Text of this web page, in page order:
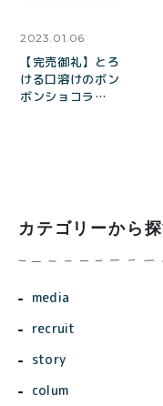
2023.01.06
【完売御礼】とろ
ける口溶けのボン
ボンショコラ
カテゴリーから
media
recruit
story
colum